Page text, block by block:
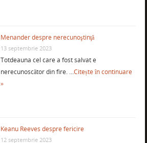
Menander despre nerecunoştinţă
13 septembrie 2023
Totdeauna cel care a fost salvat e
nerecunoscător din fire. …Citește în continuare
»
Keanu Reeves despre fericire
12 septembrie 2023